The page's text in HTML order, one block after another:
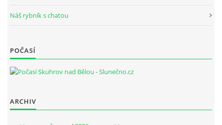
Náš rybník s chatou
POČASÍ
ARCHIV